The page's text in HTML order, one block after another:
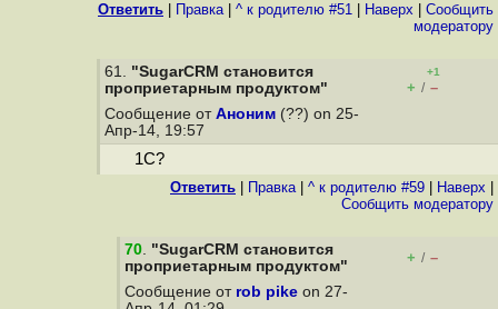
Ответить Правка| ^ к родителю #51 Наверх
Cообщить
модератору
61. "SugarCRM становится
проприетарным продуктом"
+1
+ / –
Сообщение от Аноним (??) on 25-
Апр-14, 19:57
1С?
Ответить Правка| ^ к родителю #59 Наверх
Cообщить модератору
70. "SugarCRM становится
проприетарным продуктом"
+ / –
Сообщение от rob pike on 27-